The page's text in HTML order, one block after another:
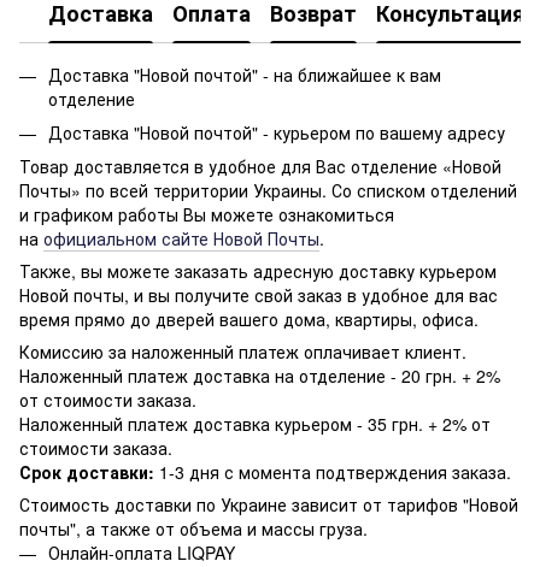
Доставка Оплата Возврат Консультация
Доставка "Новой почтой" - на ближайшее к вам
отделение
Доставка "Новой почтой" - курьером по вашему адресу
Товар доставляется в удобное для Вас отделение «Новой
Почты» по всей территории Украины. Со списком отделений
и графиком работы Вы можете ознакомиться
на официальном сайте Новой Почты.
Также, вы можете заказать адресную доставку курьером
Новой почты, и вы получите свой заказ в удобное для вас
время прямо до дверей вашего дома, квартиры, офиса.
Комиссию за наложенный платеж оплачивает клиент.
Наложенный платеж доставка на отделение - 20 грн. + 2%
от стоимости заказа.
Наложенный платеж доставка курьером - 35 грн. + 2% от
стоимости заказа.
Срок доставки: 1-3 дня с момента подтверждения заказа.
Стоимость доставки по Украине зависит от тарифов "Новой
почты", а также от объема и массы груза.
Онлайн-оплата LIQPAY